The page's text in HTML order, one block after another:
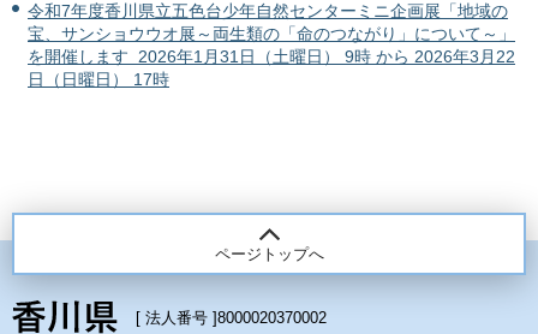
令和7年度香川県立五色台少年自然センターミニ企画展「地域の
宝、サンショウウオ展～両生類の「命のつながり」について～」
を開催します 2026年1月31日（土曜日） 9時 から 2026年3月22
日（日曜日） 17時
ページトップへ
[ 法人番号 ]8000020370002